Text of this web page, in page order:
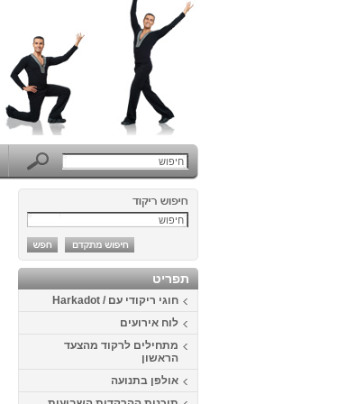
תפריט
חוגי ריקודי עם / Harkadot
לוח אירועים
מתחילים לרקוד מהצעד
הראשון
אולפן בתנועה